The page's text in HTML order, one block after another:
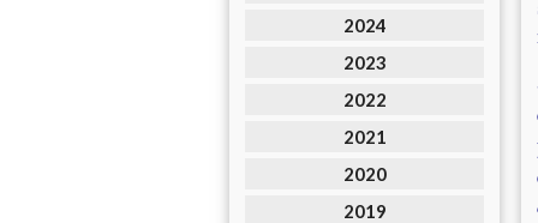
2024
2023
2022
2021
2020
2019